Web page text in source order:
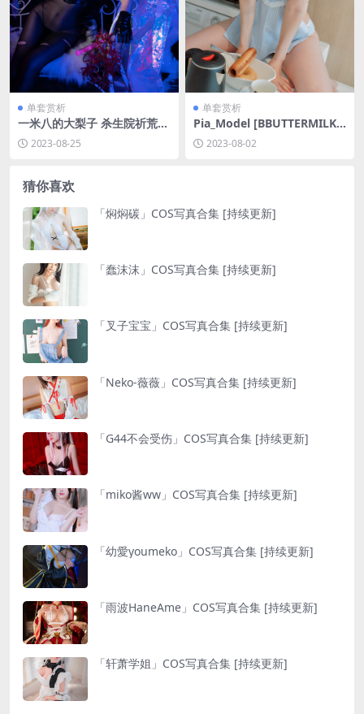
单套赏析
一米八的大梨子 杀生院祈荒
[25P-160MB]
2023-08-25
单套赏析
Pia_Model [BBUTTERMILK]
VOL.01 AT HOME with Pia
[94P-1GB]
2023-08-02
猜你喜欢
「焖焖碳」COS写真合集 [持续更新]
「蠢沫沫」COS写真合集 [持续更新]
「叉子宝宝」COS写真合集 [持续更新]
「Neko-薇薇」COS写真合集 [持续更新]
「G44不会受伤」COS写真合集 [持续更新]
「miko酱ww」COS写真合集 [持续更新]
「幼愛youmeko」COS写真合集 [持续更新]
「雨波HaneAme」COS写真合集 [持续更新]
「轩萧学姐」COS写真合集 [持续更新]